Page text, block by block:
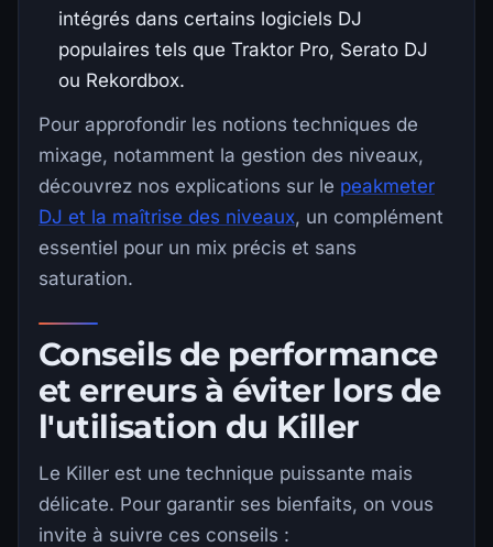
intégrés dans certains logiciels DJ
populaires tels que Traktor Pro, Serato DJ
ou Rekordbox.
Pour approfondir les notions techniques de
mixage, notamment la gestion des niveaux,
découvrez nos explications sur le peakmeter
DJ et la maîtrise des niveaux, un complément
essentiel pour un mix précis et sans
saturation.
Conseils de performance
et erreurs à éviter lors de
l'utilisation du Killer
Le Killer est une technique puissante mais
délicate. Pour garantir ses bienfaits, on vous
invite à suivre ces conseils :